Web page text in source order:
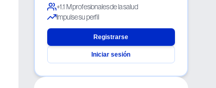
+1.1 M profesionales de la salud
Impulse su perfil
Registrarse
Iniciar sesión